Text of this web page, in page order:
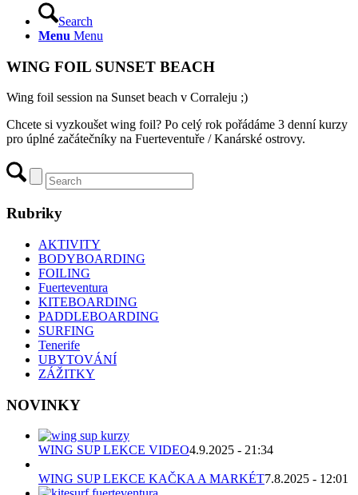
Search
Menu Menu
WING FOIL SUNSET BEACH
Wing foil session na Sunset beach v Corraleju ;)
Chcete si vyzkoušet wing foil? Po celý rok pořádáme 3 denní kurzy
pro úplné začátečníky na Fuerteventuře / Kanárské ostrovy.
Rubriky
AKTIVITY
BODYBOARDING
FOILING
Fuerteventura
KITEBOARDING
PADDLEBOARDING
SURFING
Tenerife
UBYTOVÁNÍ
ZÁŽITKY
NOVINKY
WING SUP LEKCE VIDEO4.9.2025 - 21:34
WING SUP LEKCE KAČKA A MARKÉT7.8.2025 - 12:01